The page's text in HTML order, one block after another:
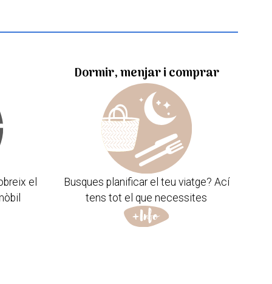
el
Dormir, menjar i comprar
Busques planificar el teu viatge? Ací
tens tot el que necessites